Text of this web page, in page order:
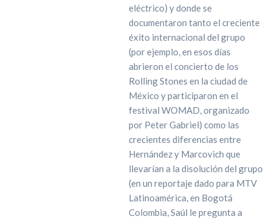
eléctrico) y donde se
documentaron tanto el creciente
éxito internacional del grupo
(por ejemplo, en esos días
abrieron el concierto de los
Rolling Stones en la ciudad de
México y participaron en el
festival WOMAD, organizado
por Peter Gabriel) como las
crecientes diferencias entre
Hernández y Marcovich que
llevarían a la disolución del grupo
(en un reportaje dado para MTV
Latinoamérica, en Bogotá
Colombia, Saúl le pregunta a